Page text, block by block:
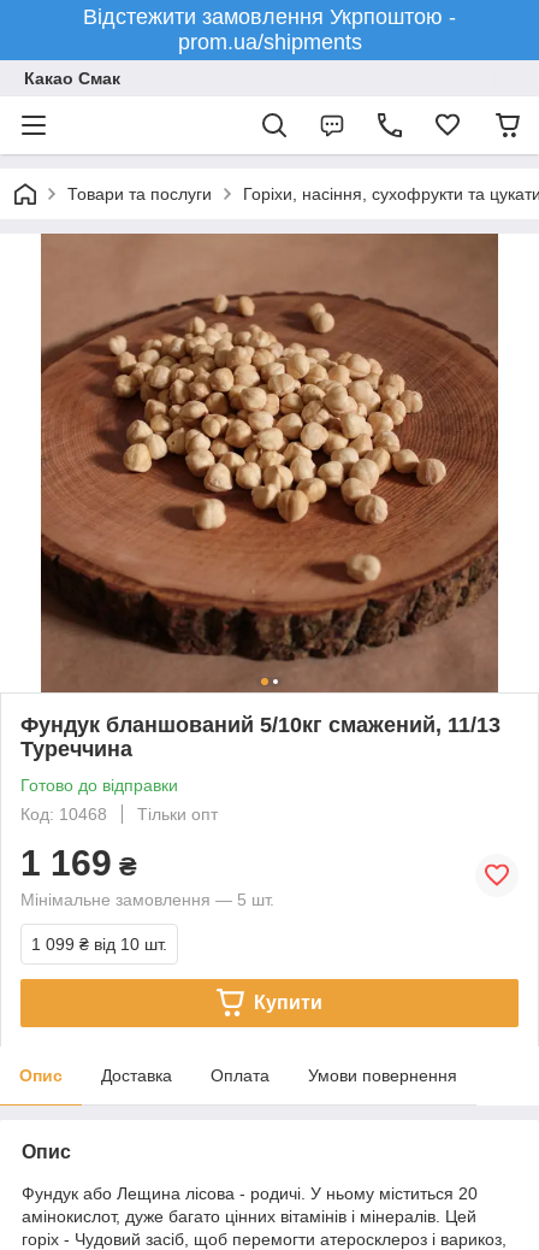
Відстежити замовлення Укрпоштою -
prom.ua/shipments
Какао Смак
Товари та послуги Горіхи, насіння, сухофрукти та
Фундук бланшований 5/10кг смажений, 11/13
Туреччина
Готово до відправки
Код: 10468
Тільки опт
1 169 ₴
Мінімальне замовлення — 5 шт.
1 099 ₴ від 10 шт.
Купити
Опис Доставка Оплата Умови повернення
Опис
Фундук або Лещина лісова - родичі. У ньому міститься 20
амінокислот, дуже багато цінних вітамінів і мінералів. Цей
горіх - Чудовий засіб, щоб перемогти атеросклероз і варикоз,